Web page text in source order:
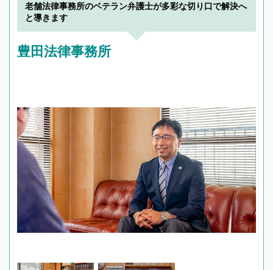
老舗法律事務所のベテラン弁護士が多彩な切り口で解決へ
と導きます
豊田法律事務所